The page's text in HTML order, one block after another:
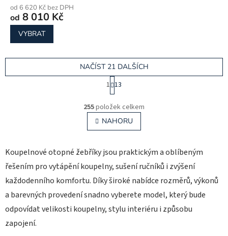
od 6 620 Kč bez DPH
od 8 010 Kč
VYBRAT
O
v
l
á
c
í
p
r
v
k
y
NAČÍST 21 DALŠÍCH
S
t
r
á
n
k
o
á
n
í
1 13
255položek celkem
NAHORU
Koupelnové otopné žebříky jsou praktickým a oblíbeným
řešením pro vytápění koupelny, sušení ručníků i zvýšení
každodenního komfortu. Díky široké nabídce rozměrů, výkonů
a barevných provedení snadno vyberete model, který bude
odpovídat velikosti koupelny, stylu interiéru i způsobu
zapojení.